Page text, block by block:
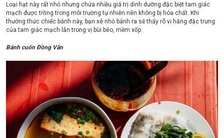
Loại hạt này rất nhỏ nhưng chứa nhiều giá trị dinh dưỡng đặc biệt tam giác
mạch được trồng trong môi trường tự nhiên nên không bị hóa chất. Khi
thưởng thức chiếc bánh này, bạn xé nhỏ bánh ra sẽ thấy rõ vị hăng đặc trưng
của tam giác mạch lẫn trong vị bùi béo, mềm xốp.
Bánh cuốn Đồng Văn